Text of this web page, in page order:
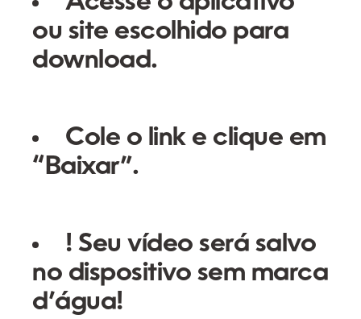
ou site escolhido para
download.
Cole o link e clique em
“Baixar”.
! Seu vídeo será salvo
no dispositivo sem marca
d’água!